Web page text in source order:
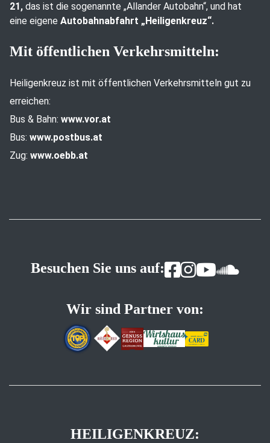
21, das ist die sogenannte „Allander Autobahn“, und hat
eine eigene Autobahnabfahrt „Heiligenkreuz“.
Mit öffentlichen Verkehrsmitteln:
Heiligenkreuz ist mit öffentlichen Verkehrsmitteln gut zu
erreichen:
Bus & Bahn: www.vor.at
Bus: www.postbus.at
Zug: www.oebb.at
Besuchen Sie uns auf:
Wir sind Partner von:
HEILIGENKREUZ: